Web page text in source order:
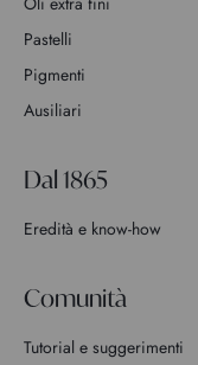
Pastelli
Pigmenti
Ausiliari
Dal 1865
Eredità e know-how
Comunità
Tutorial e suggerimenti